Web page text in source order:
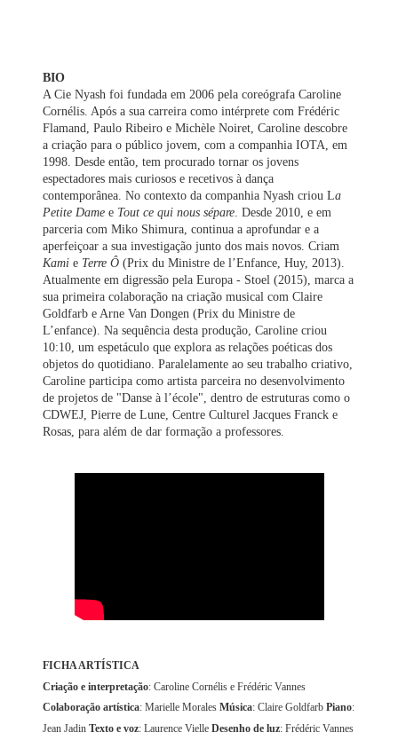
BIO
A Cie Nyash foi fundada em 2006 pela coreógrafa Caroline
Cornélis. Após a sua carreira como intérprete com Frédéric
Flamand, Paulo Ribeiro e Michèle Noiret, Caroline descobre
a criação para o público jovem, com a companhia IOTA, em
1998. Desde então, tem procurado tornar os jovens
espectadores mais curiosos e recetivos à dança
contemporânea. No contexto da companhia Nyash criou La
Petite Dame e Tout ce qui nous sépare . Desde 2010, e em
parceria com Miko Shimura, continua a aprofundar e a
aperfeiçoar a sua investigação junto dos mais novos. Criam
Kami e Terre Ô(Prix du Ministre de l’Enfance, Huy, 2013).
Atualmente em digressão pela Europa - Stoel (2015), marca a
sua primeira colaboração na criação musical com Claire
Goldfarb e Arne Van Dongen (Prix du Ministre de
L’enfance). Na sequência desta produção, Caroline criou
10:10, um espetáculo que explora as relações poéticas dos
objetos do quotidiano. Paralelamente ao seu trabalho criativo,
Caroline participa como artista parceira no desenvolvimento
de projetos de "Danse à l’école", dentro de estruturas como o
CDWEJ, Pierre de Lune, Centre Culturel Jacques Franck e
Rosas, para além de dar formação a professores.
FICHA ARTÍSTICA
Criação e interpretação: Caroline Cornélis e Frédéric Vannes
Colaboração artística: Marielle MoralesMúsica: Claire GoldfarbPiano:
Jean JadinTexto e voz: Laurence VielleDesenho de luz: Frédéric Vannes